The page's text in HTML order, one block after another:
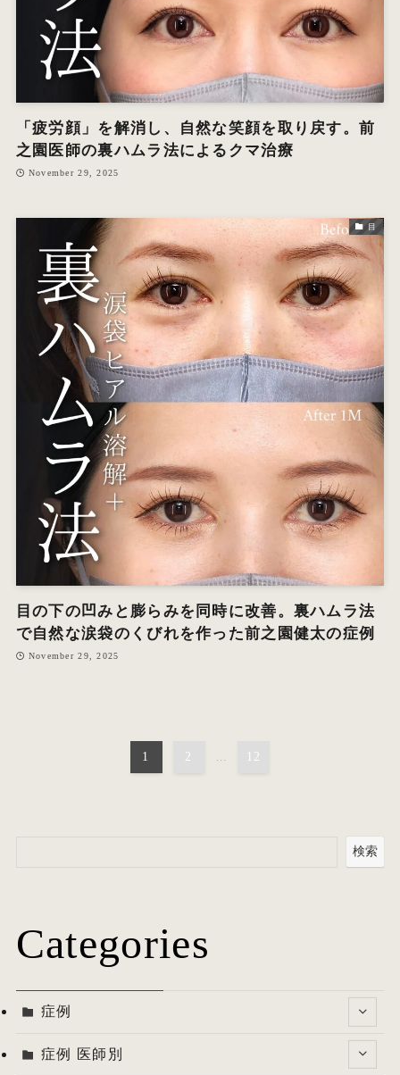
「疲労顔」を解消し、自然な笑顔を取り戻す。前
之園医師の裏ハムラ法によるクマ治療
November 29, 2025
目
目の下の凹みと膨らみを同時に改善。裏ハムラ法
で自然な涙袋のくびれを作った前之園健太の症例
November 29, 2025
1 2 ... 12
検索
Categories
症例
症例 医師別